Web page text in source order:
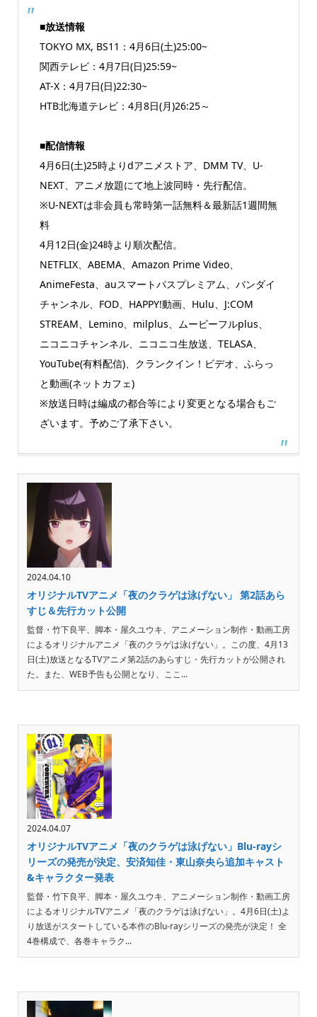
■放送情報
TOKYO MX, BS11：4月6日(土)25:00~
関西テレビ：4月7日(日)25:59~
AT-X：4月7日(日)22:30~
HTB北海道テレビ：4月8日(月)26:25～
■配信情報
4月6日(土)25時よりdアニメストア、DMM TV、U-
NEXT、アニメ放題にて地上波同時・先行配信。
※U-NEXTは非会員も常時第一話無料＆最新話1週間無
料
4月12日(金)24時より順次配信。
NETFLIX、ABEMA、Amazon Prime Video、
AnimeFesta、auスマートパスプレミアム、バンダイ
チャンネル、FOD、HAPPY!動画、Hulu、J:COM
STREAM、Lemino、milplus、ムービーフルplus、
ニコニコチャンネル、ニコニコ生放送、TELASA、
YouTube(有料配信)、クランクイン！ビデオ、ふらっ
と動画(ネットカフェ)
※放送日時は編成の都合等により変更となる場合もご
ざいます。予めご了承下さい。
2024.04.10
オリジナルTVアニメ「夜のクラゲは泳げない」 第2話あら
すじ＆先行カット公開
監督・竹下良平、脚本・屋久ユウキ、アニメーション制作・動画工房
によるオリジナルアニメ「夜のクラゲは泳げない」。この度、4月13
日(土)放送となるTVアニメ第2話のあらすじ・先行カットが公開され
た。また、WEB予告も公開となり、ここ...
2024.04.07
オリジナルTVアニメ「夜のクラゲは泳げない」Blu-rayシ
リーズの発売が決定、安済知佳・東山奈央ら追加キャスト
&キャラクター発表
監督・竹下良平、脚本・屋久ユウキ、アニメーション制作・動画工房
によるオリジナルTVアニメ「夜のクラゲは泳げない」。4月6日(土)よ
り放送がスタートしている本作のBlu-rayシリーズの発売が決定！ 全
4巻構成で、各巻キャラク...